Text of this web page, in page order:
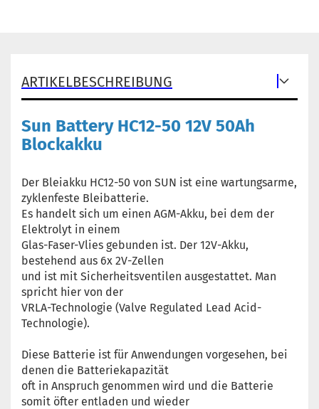
ARTIKELBESCHREIBUNG
Sun Battery HC12-50 12V 50Ah
Blockakku
Der Bleiakku HC12-50 von SUN ist eine wartungsarme,
zyklenfeste Bleibatterie.
Es handelt sich um einen AGM-Akku, bei dem der
Elektrolyt in einem
Glas-Faser-Vlies gebunden ist. Der 12V-Akku,
bestehend aus 6x 2V-Zellen
und ist mit Sicherheitsventilen ausgestattet. Man
spricht hier von der
VRLA-Technologie (Valve Regulated Lead Acid-
Technologie).
Diese Batterie ist für Anwendungen vorgesehen, bei
denen die Batteriekapazität
oft in Anspruch genommen wird und die Batterie
somit öfter entladen und wieder